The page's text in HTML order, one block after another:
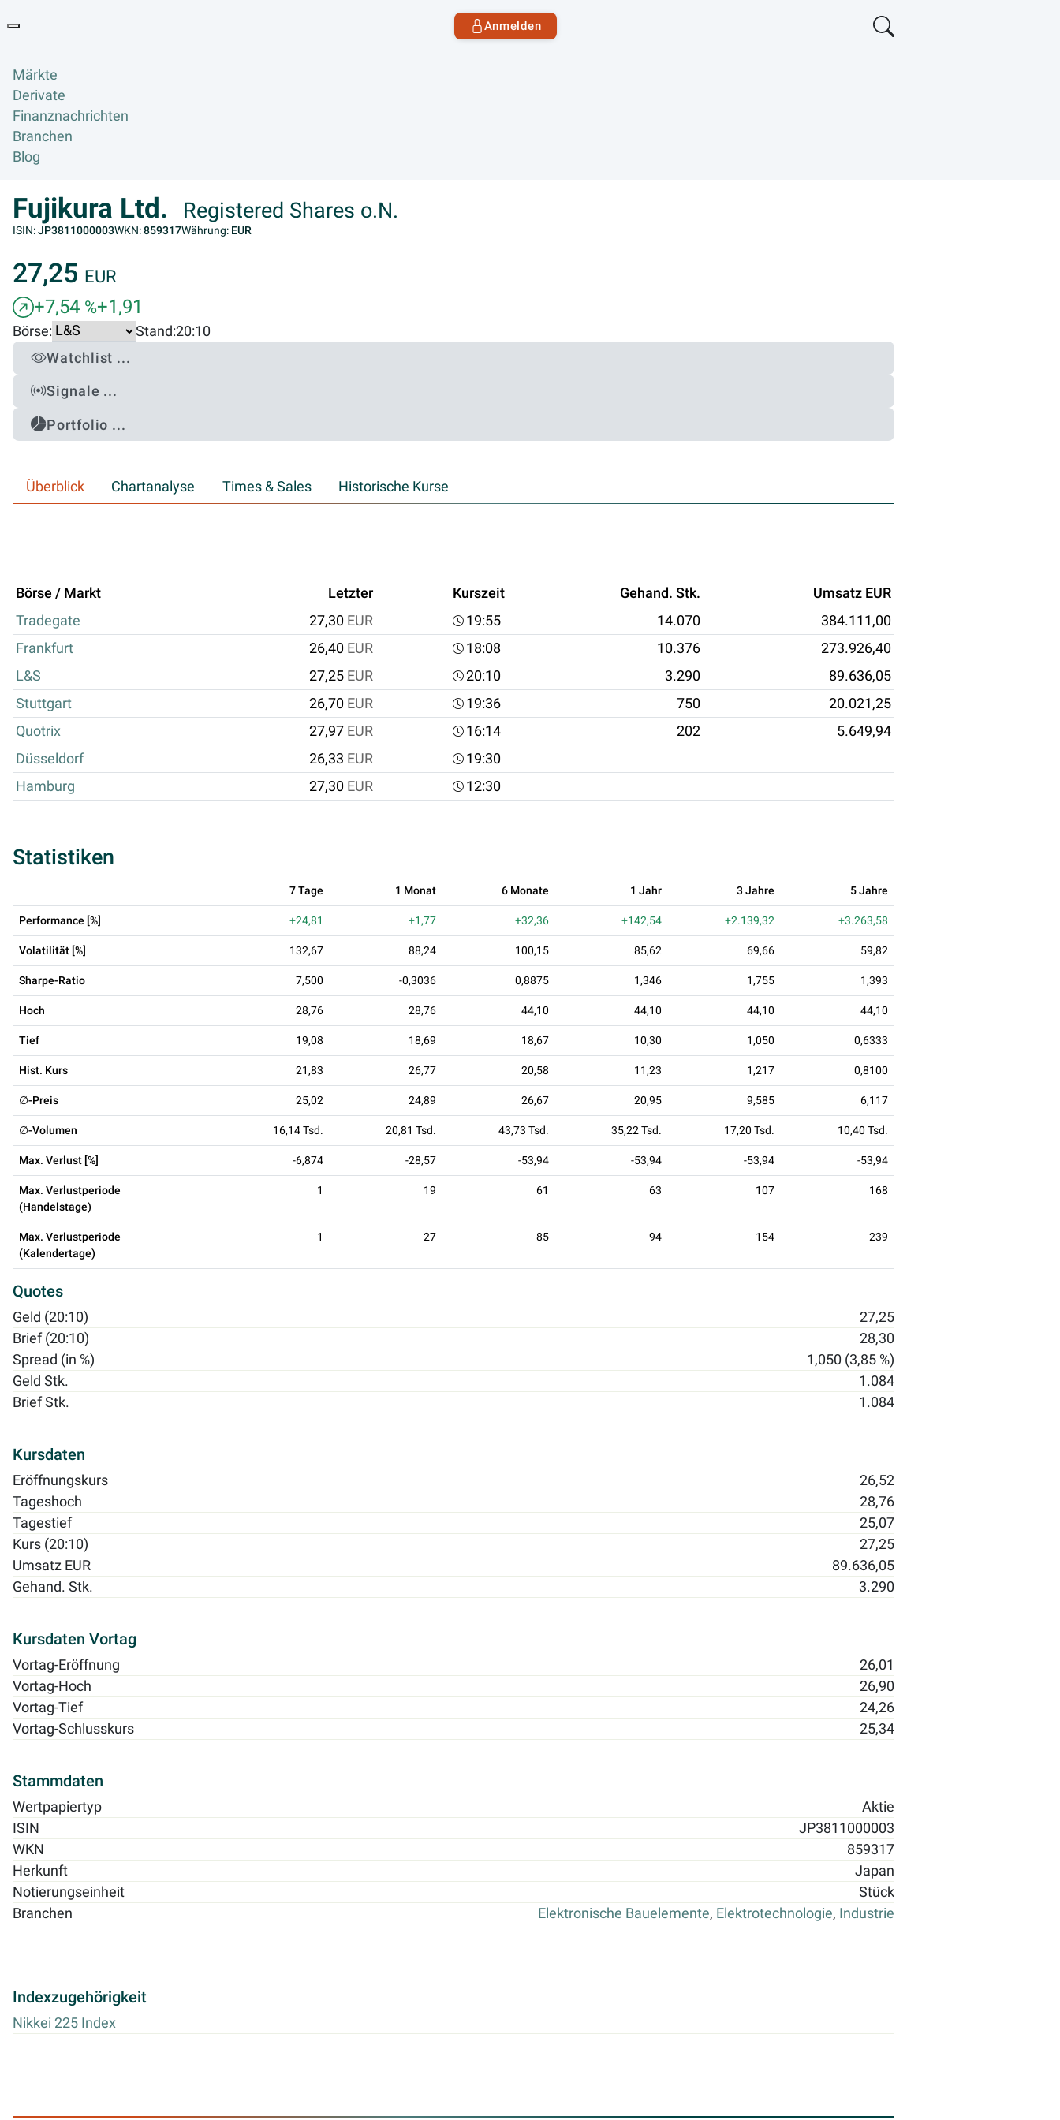
Anmelden
Märkte
Derivate
Finanznachrichten
Branchen
Blog
Fujikura Ltd. Registered Shares o.N.
ISIN:JP3811000003WKN:859317Währung: EUR
27,25 EUR
+7,54 %+1,91
Börse: Stand:20:10
Watchlist ...
Signale ...
Portfolio ...
Überblick Chartanalyse Times & Sales Historische Kurse
Börse / Markt Letzter Kurszeit Gehand. Stk.
Umsatz EUR
Tradegate
27,30 EUR 19:55 14.070
384.111,00
Frankfurt
26,40 EUR 18:08 10.376
273.926,40
L&S
27,25 EUR 20:10 3.290
89.636,05
Stuttgart
26,70 EUR 19:36 750
20.021,25
Quotrix
27,97 EUR 16:14 202
5.649,94
Düsseldorf
26,33 EUR
19:30
Hamburg
27,30 EUR 12:30
Statistiken
7 Tage 1 Monat 6 Monate 1 Jahr 3 Jahre 5 Jahre
Performance [%] +24,81 +1,77 +32,36 +142,54 +2.139,32 +3.263,58
Volatilität [%] 132,67 88,24 100,15 85,62 69,66 59,82
Sharpe-Ratio 7,500 -0,3036 0,8875 1,346 1,755 1,393
Hoch 28,76 28,76 44,10 44,10 44,10 44,10
Tief 19,08 18,69 18,67 10,30 1,050 0,6333
Hist. Kurs 21,83 26,77 20,58 11,23 1,217 0,8100
∅-Preis 25,02 24,89 26,67 20,95 9,585 6,117
∅-Volumen 16,14 Tsd. 20,81 Tsd. 43,73 Tsd. 35,22 Tsd. 17,20 Tsd. 10,40 Tsd.
Max. Verlust [%] -6,874 -28,57 -53,94 -53,94 -53,94 -53,94
Max. Verlustperiode
(Handelstage)
1 19 61 63 107 168
Max. Verlustperiode
(Kalendertage)
1 27 85 94 154 239
Quotes
Geld (20:10)
27,25
Brief (20:10)
28,30
Spread (in %)
1,050 (3,85 %)
Geld Stk.
1.084
Brief Stk.
1.084
Kursdaten
Eröffnungskurs
26,52
Tageshoch
28,76
Tagestief
25,07
Kurs (20:10)
27,25
Umsatz EUR
89.636,05
Gehand. Stk.
3.290
Kursdaten Vortag
Vortag-Eröffnung
26,01
Vortag-Hoch
26,90
Vortag-Tief
24,26
Vortag-Schlusskurs
25,34
Stammdaten
Wertpapiertyp
Aktie
ISIN
JP3811000003
WKN
859317
Herkunft
Japan
Notierungseinheit
Stück
Branchen
Elektronische Bauelemente, Elektrotechnologie, Industrie
Indexzugehörigkeit
Nikkei 225 Index